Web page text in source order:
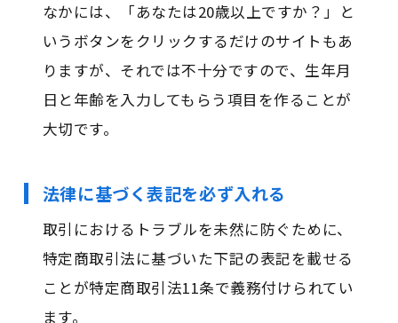
なかには、「あなたは20歳以上ですか？」と
いうボタンをクリックするだけのサイトもあ
りますが、それでは不十分ですので、生年月
日と年齢を入力してもらう項目を作ることが
大切です。
法律に基づく表記を必ず入れる
取引におけるトラブルを未然に防ぐために、
特定商取引法に基づいた下記の表記を載せる
ことが特定商取引法11条で義務付けられてい
ます。